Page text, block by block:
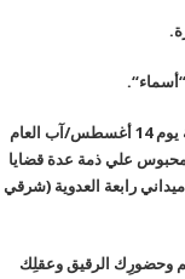
.
“أسماء“.
وقتلت أسماء البلتاجي أثناء فض اعتصام رابعة العدوية من جانب قوات الجيش والشرطة يوم 14 أغسطس/آب العام
علي ذمة عدة قضايا
2013 وفض اعتصام أنصاره في ميداني رابعة العدوية (شرقي
وحضورِك الرقيق وعقلِك